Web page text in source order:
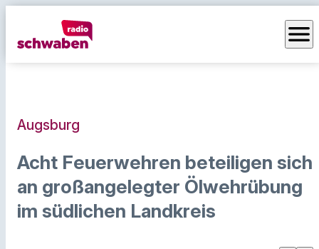
menu
Augsburg
Acht Feuerwehren beteiligen sich
an großangelegter Ölwehrübung
im südlichen Landkreis